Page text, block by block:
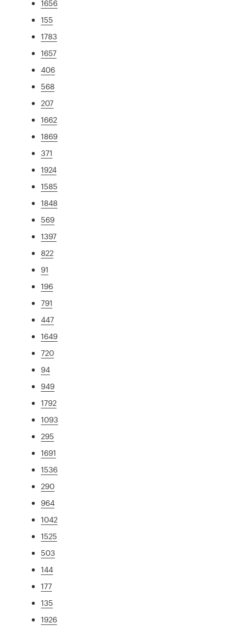
1656
155
1783
1657
406
568
207
1662
1869
371
1924
1585
1848
569
1397
822
91
196
791
447
1649
720
94
949
1792
1093
295
1691
1536
290
964
1042
1525
503
144
177
135
1926